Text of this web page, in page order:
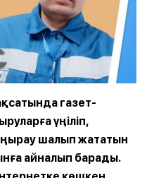
газет-
үңіліп,
шалып жататын
айналып барады.